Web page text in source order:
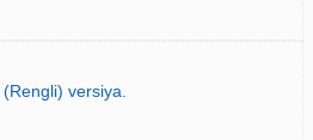
(Rengli) versiya.